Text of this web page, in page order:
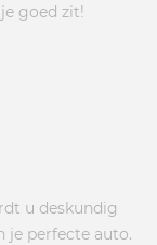
goed zit!
u deskundig
je perfecte auto.